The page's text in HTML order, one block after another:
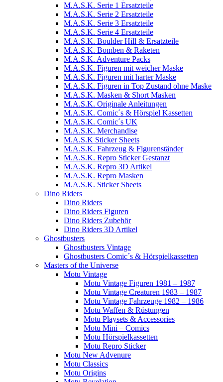
M.A.S.K. Serie 1 Ersatzteile
M.A.S.K. Serie 2 Ersatzteile
M.A.S.K. Serie 3 Ersatzteile
M.A.S.K. Serie 4 Ersatzteile
M.A.S.K. Boulder Hill & Ersatzteile
M.A.S.K. Bomben & Raketen
M.A.S.K. Adventure Packs
M.A.S.K. Figuren mit weicher Maske
M.A.S.K. Figuren mit harter Maske
M.A.S.K. Figuren in Top Zustand ohne Maske
M.A.S.K. Masken & Short Masken
M.A.S.K. Originale Anleitungen
M.A.S.K. Comic´s & Hörspiel Kassetten
M.A.S.K. Comic´s UK
M.A.S.K. Merchandise
M.A.S.K Sticker Sheets
M.A.S.K. Fahrzeug & Figurenständer
M.A.S.K. Repro Sticker Gestanzt
M.A.S.K. Repro 3D Artikel
M.A.S.K. Repro Masken
M.A.S.K. Sticker Sheets
Dino Riders
Dino Riders
Dino Riders Figuren
Dino Riders Zubehör
Dino Riders 3D Artikel
Ghostbusters
Ghostbusters Vintage
Ghostbusters Comic´s & Hörspielkassetten
Masters of the Universe
Motu Vintage
Motu Vintage Figuren 1981 – 1987
Motu Vintage Creaturen 1983 – 1987
Motu Vintage Fahrzeuge 1982 – 1986
Motu Waffen & Rüstungen
Motu Playsets & Accessories
Motu Mini – Comics
Motu Hörspielkassetten
Motu Repro Sticker
Motu New Advenure
Motu Classics
Motu Origins